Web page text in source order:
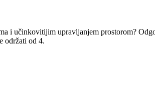
i učinkovitijim upravljanjem prostorom?
održati od 4.